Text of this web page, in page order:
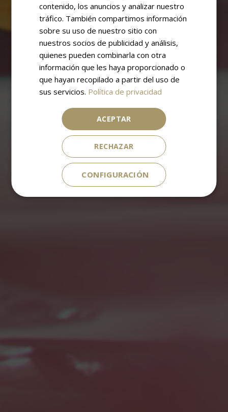
ENGLISH
contenido, los anuncios y analizar nuestro
tráfico. También compartimos información
sobre su uso de nuestro sitio con
nuestros socios de publicidad y análisis,
quienes pueden combinarla con otra
información que les haya proporcionado o
que hayan recopilado a partir del uso de
sus servicios. Política de privacidad
ACEPTAR
RECHAZAR
CONFIGURACIÓN